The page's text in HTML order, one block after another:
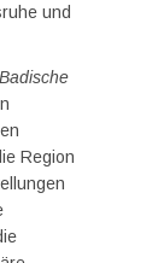
und
Badische
Region